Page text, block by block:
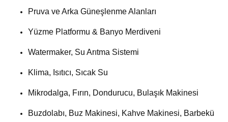
Pruva ve Arka Güneşlenme Alanları
Yüzme Platformu & Banyo Merdiveni
Watermaker, Su Arıtma Sistemi
Klima, Isıtıcı, Sıcak Su
Mikrodalga, Fırın, Dondurucu, Bulaşık Makinesi
Buzdolabı, Buz Makinesi, Kahve Makinesi, Barbekü